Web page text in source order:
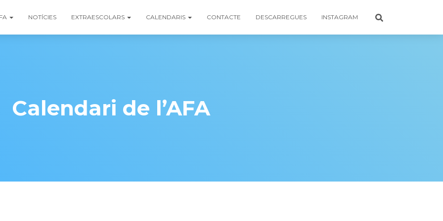
NOTÍCIES EXTRAESCOLARS CALENDARIS CONTACTE DESCARREGUES INSTAGRAM
Calendari de l’AFA